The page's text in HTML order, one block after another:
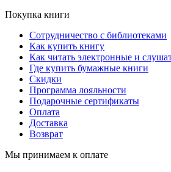
Покупка книги
Сотрудничество с библиотеками
Как купить книгу
Как читать электронные и
Где купить бумажные книги
Скидки
Программа лояльности
Подарочные сертификаты
Оплата
Доставка
Возврат
Мы принимаем к оплате